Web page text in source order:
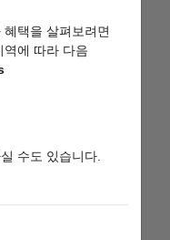
토글
택을 살펴보려면
역에 따라 다음
수도 있습니다.